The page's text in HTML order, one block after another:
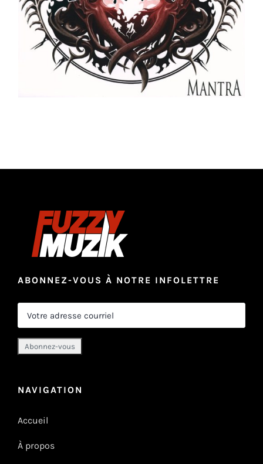
ABONNEZ-VOUS À NOTRE INFOLETTRE
NAVIGATION
Accueil
À propos